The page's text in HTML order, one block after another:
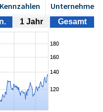
Kennzahlen Unternehmen
1 Jahr Gesamt